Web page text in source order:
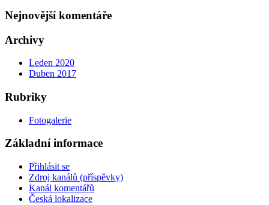
Nejnovější komentáře
Archivy
Leden 2020
Duben 2017
Rubriky
Fotogalerie
Základní informace
Přihlásit se
Zdroj kanálů (příspěvky)
Kanál komentářů
Česká lokalizace